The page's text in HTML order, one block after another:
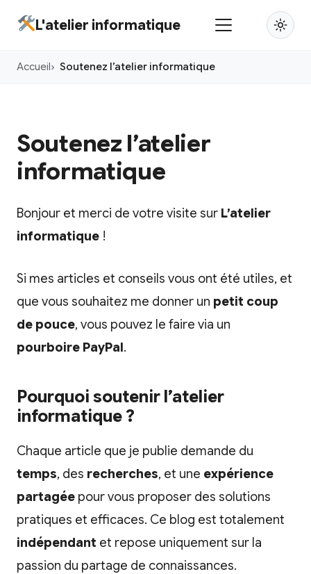
L'atelier informatique
Accueil Soutenez l’atelier informatique
Soutenez l’atelier
informatique
Bonjour et merci de votre visite sur L’atelier
informatique !
Si mes articles et conseils vous ont été utiles, et
que vous souhaitez me donner un petit coup
de pouce, vous pouvez le faire via un
pourboire PayPal.
Pourquoi soutenir l’atelier
informatique ?
Chaque article que je publie demande du
temps, des recherches, et une expérience
partagée pour vous proposer des solutions
pratiques et efficaces. Ce blog est totalement
indépendant et repose uniquement sur la
passion du partage de connaissances.